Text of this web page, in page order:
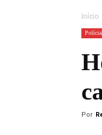
Início
Polícial
Por